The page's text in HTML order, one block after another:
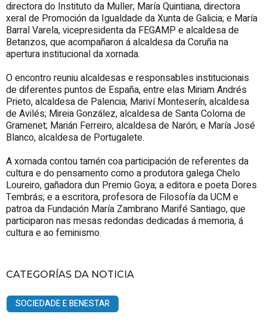
directora do Instituto da Muller; María Quintiana, directora
xeral de Promoción da Igualdade da Xunta de Galicia; e María
Barral Varela, vicepresidenta da FEGAMP e alcaldesa de
Betanzos, que acompañaron á alcaldesa da Coruña na
apertura institucional da xornada.
O encontro reuniu alcaldesas e responsables institucionais
de diferentes puntos de España, entre elas Miriam Andrés
Prieto, alcaldesa de Palencia; Mariví Monteserín, alcaldesa
de Avilés; Mireia González, alcaldesa de Santa Coloma de
Gramenet; Marián Ferreiro, alcaldesa de Narón; e María José
Blanco, alcaldesa de Portugalete.
A xornada contou tamén coa participación de referentes da
cultura e do pensamento como a produtora galega Chelo
Loureiro, gañadora dun Premio Goya; a editora e poeta Dores
Tembrás; e a escritora, profesora de Filosofía da UCM e
patroa da Fundación María Zambrano Marifé Santiago, que
participaron nas mesas redondas dedicadas á memoria, á
cultura e ao feminismo.
CATEGORÍAS DA NOTICIA
SOCIEDADE E BENESTAR